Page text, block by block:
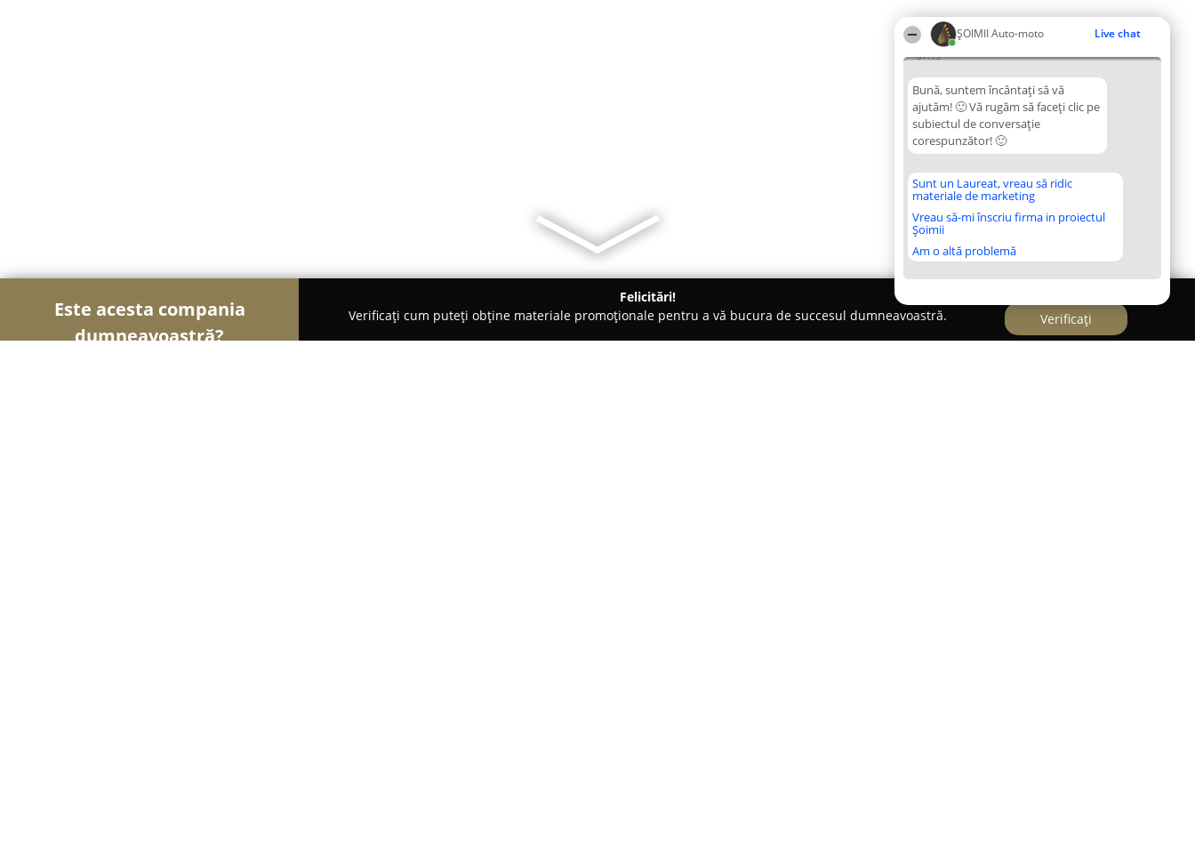
ȘOIMII Auto-moto Live chat
07:13
Bună, suntem încântați să vă
ajutăm! 🙂 Vă rugăm să faceți clic pe
subiectul de conversație
corespunzător! 🙂
Sunt un Laureat, vreau să ridic
materiale de marketing
Vreau să-mi înscriu firma in proiectul
Șoimii
Am o altă problemă
Este acesta compania
dumneavoastră?
Felicitări!
Verificați cum puteți obține materiale promoționale pentru a vă bucura de succesul dumneavoastră.
Verificați